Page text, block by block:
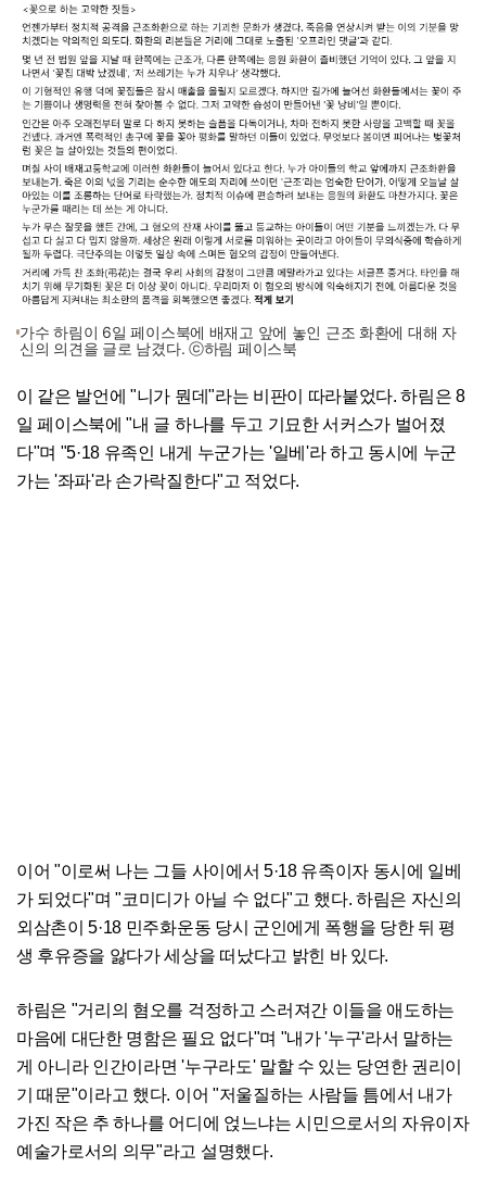
가수 하림이 6일 페이스북에 배재고 앞에 놓인 근조 화환에 대해 자
신의 의견을 글로 남겼다. ⓒ하림 페이스북
이 같은 발언에 "니가 뭔데"라는 비판이 따라붙었다. 하림은 8
일 페이스북에 "내 글 하나를 두고 기묘한 서커스가 벌어졌
다"며 "5·18 유족인 내게 누군가는 '일베'라 하고 동시에 누군
가는 '좌파'라 손가락질한다"고 적었다.
이어 "이로써 나는 그들 사이에서 5·18 유족이자 동시에 일베
가 되었다"며 "코미디가 아닐 수 없다"고 했다. 하림은 자신의
외삼촌이 5·18 민주화운동 당시 군인에게 폭행을 당한 뒤 평
생 후유증을 앓다가 세상을 떠났다고 밝힌 바 있다.
하림은 "거리의 혐오를 걱정하고 스러져간 이들을 애도하는
마음에 대단한 명함은 필요 없다"며 "내가 '누구'라서 말하는
게 아니라 인간이라면 '누구라도' 말할 수 있는 당연한 권리이
기 때문"이라고 했다. 이어 "저울질하는 사람들 틈에서 내가
가진 작은 추 하나를 어디에 얹느냐는 시민으로서의 자유이자
예술가로서의 의무"라고 설명했다.